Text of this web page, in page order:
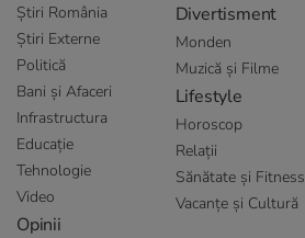
Știri România
Știri Externe
Politică
Bani și Afaceri
Infrastructura
Educație
Tehnologie
Video
Opinii
Divertisment
Monden
Muzică și Filme
Lifestyle
Horoscop
Relații
Sănătate și Fitness
Vacanțe și Cultură